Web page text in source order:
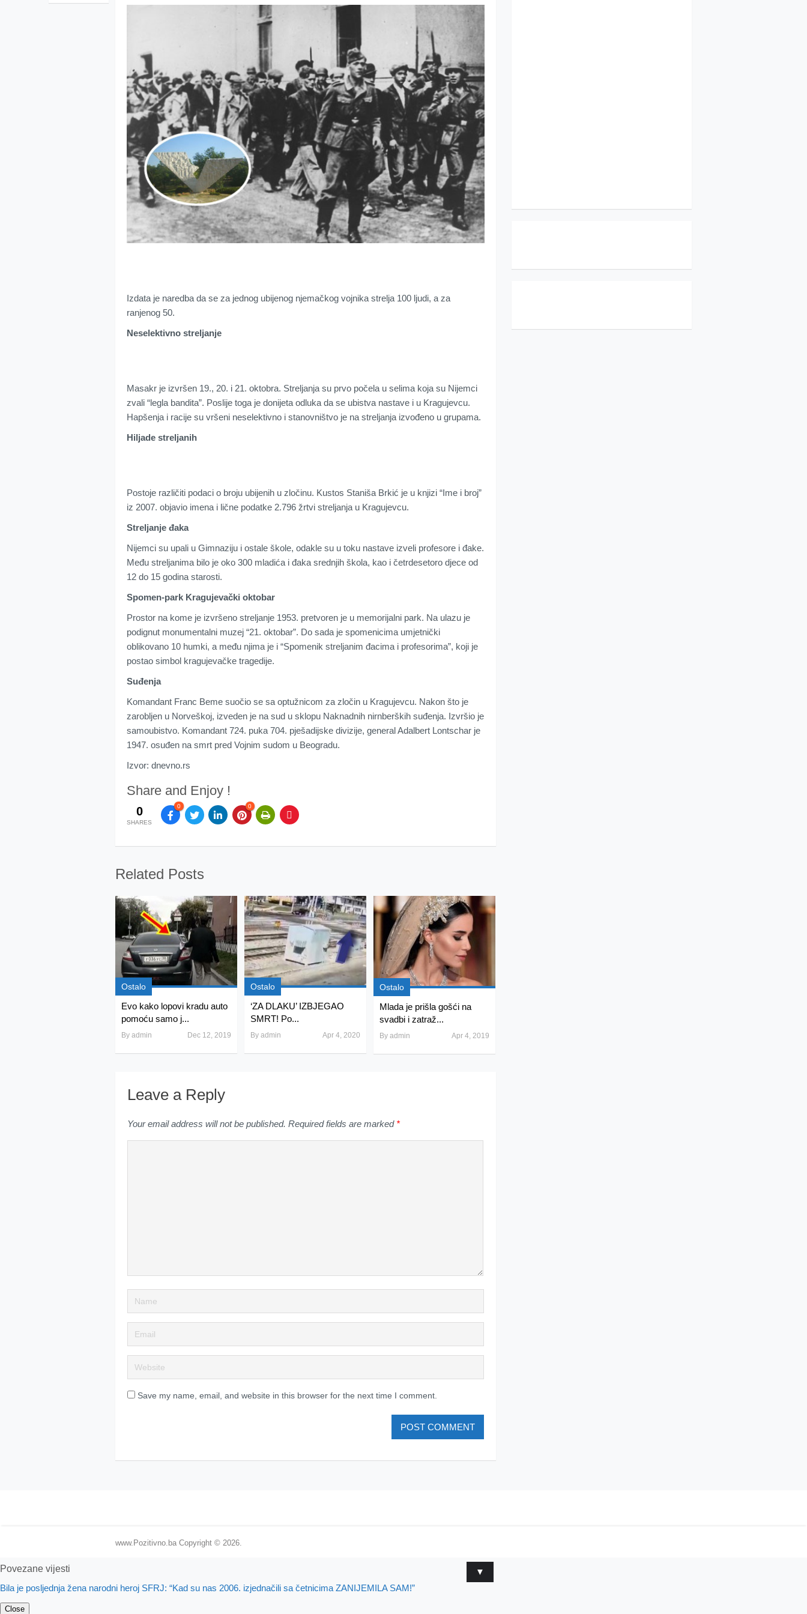
Izdata je naredba da se za jednog ubijenog njemačkog vojnika strelja 100 ljudi, a za
ranjenog 50.
Neselektivno streljanje
Masakr je izvršen 19., 20. i 21. oktobra. Streljanja su prvo počela u selima koja su Nijemci
zvali “legla bandita”. Poslije toga je donijeta odluka da se ubistva nastave i u Kragujevcu.
Hapšenja i racije su vršeni neselektivno i stanovništvo je na streljanja izvođeno u grupama.
Hiljade streljanih
Postoje različiti podaci o broju ubijenih u zločinu. Kustos Staniša Brkić je u knjizi “Ime i broj”
iz 2007. objavio imena i lične podatke 2.796 žrtvi streljanja u Kragujevcu.
Streljanje đaka
Nijemci su upali u Gimnaziju i ostale škole, odakle su u toku nastave izveli profesore i đake.
Među streljanima bilo je oko 300 mladića i đaka srednjih škola, kao i četrdesetoro djece od
12 do 15 godina starosti.
Spomen-park Kragujevački oktobar
Prostor na kome je izvršeno streljanje 1953. pretvoren je u memorijalni park. Na ulazu je
podignut monumentalni muzej “21. oktobar”. Do sada je spomenicima umjetnički
oblikovano 10 humki, a među njima je i “Spomenik streljanim đacima i profesorima”, koji je
postao simbol kragujevačke tragedije.
Suđenja
Komandant Franc Beme suočio se sa optužnicom za zločin u Kragujevcu. Nakon što je
zarobljen u Norveškoj, izveden je na sud u sklopu Naknadnih nirnberških suđenja. Izvršio je
samoubistvo. Komandant 724. puka 704. pješadijske divizije, general Adalbert Lontschar je
1947. osuđen na smrt pred Vojnim sudom u Beogradu.
Izvor: dnevno.rs
Share and Enjoy !
0
SHARES
0 0
Related Posts
Ostalo
Evo kako lopovi kradu auto
pomoću samo j...
By admin Dec 12, 2019
Ostalo
‘ZA DLAKU’ IZBJEGAO
SMRT! Po...
By admin Apr 4, 2020
Ostalo
Mlada je prišla gošći na
svadbi i zatraž...
By admin Apr 4, 2019
Leave a Reply
Your email address will not be published. Required fields are marked *
Save my name, email, and website in this browser for the next time I comment.
www.Pozitivno.ba Copyright © 2026.
▼
Povezane vijesti
Bila je posljednja žena narodni heroj SFRJ: “Kad su nas 2006. izjednačili sa četnicima ZANIJEMILA SAM!”
Close